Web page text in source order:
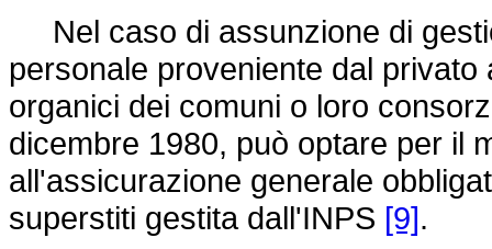
Nel caso di assunzione di
personale proveniente dal
organici dei comuni o loro
dicembre 1980, può optare per il
all'assicurazione generale
superstiti gestita dall'INPS [9].